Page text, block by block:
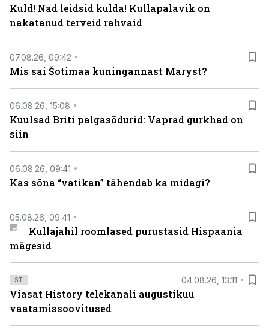
Kuld! Nad leidsid kulda! Kullapalavik on
nakatanud terveid rahvaid
07.08.26, 09:42
Mis sai Šotimaa kuningannast Maryst?
06.08.26, 15:08
Kuulsad Briti palgasõdurid: Vaprad gurkhad on
siin
06.08.26, 09:41
Kas sõna “vatikan” tähendab ka midagi?
05.08.26, 09:41
Kullajahil roomlased purustasid Hispaania
mägesid
ST 04.08.26, 13:11
Viasat History telekanali augustikuu
vaatamissoovitused